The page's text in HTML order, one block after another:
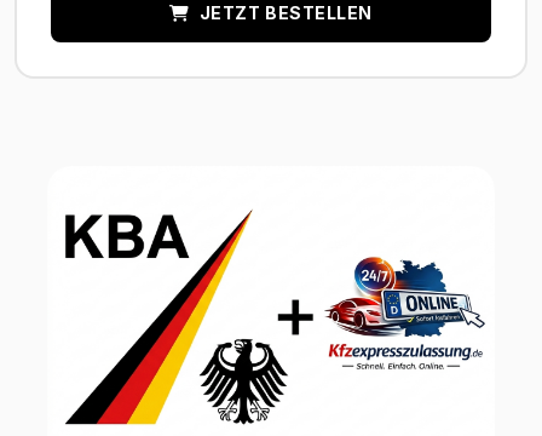
JETZT BESTELLEN